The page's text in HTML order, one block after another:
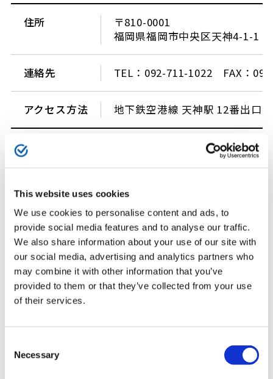
This website uses cookies
We use cookies to personalise content and ads, to
provide social media features and to analyse our traffic.
We also share information about your use of our site with
our social media, advertising and analytics partners who
may combine it with other information that you’ve
provided to them or that they’ve collected from your use
of their services.
Selection
Necessary
住所
〒810-0001
福岡県福岡市中央区天神4-1-1
連絡先 TEL：092-711-1022 FAX：
アクセス方法 地下鉄空港線 天神駅 12番出口
GoogleMAPを別ウインドウで表示する